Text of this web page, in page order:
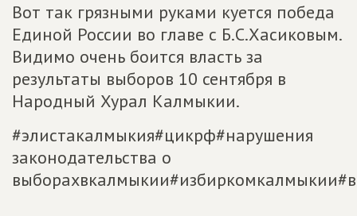
Вот так грязными руками куется победа
Единой России во главе с Б.С.Хасиковым.
Видимо очень боится власть за
результаты выборов 10 сентября в
Народный Хурал Калмыкии.
#элистакалмыкия#цикрф#нарушения
законодательства о